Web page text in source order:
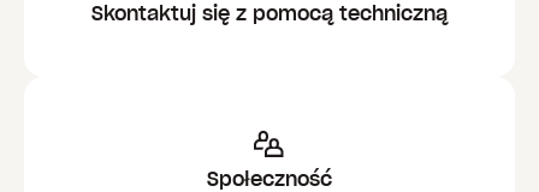
Skontaktuj się z pomocą techniczną
Społeczność